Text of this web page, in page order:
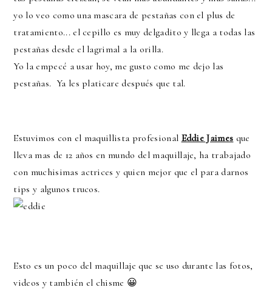
yo lo veo como una mascara de pestañas con el plus de
tratamiento... el cepillo es muy delgadito y llega a todas las
pestañas desde el lagrimal a la orilla.
Yo la empecé a usar hoy, me gusto como me dejo las
pestañas. Ya les platicare después que tal.
Estuvimos con el maquillista profesional Eddie Jaimes que
lleva mas de 12 años en mundo del maquillaje, ha trabajado
con muchisimas actrices y quien mejor que el para darnos
tips y algunos trucos.
Esto es un poco del maquillaje que se uso durante las fotos,
videos y también el chisme 😀